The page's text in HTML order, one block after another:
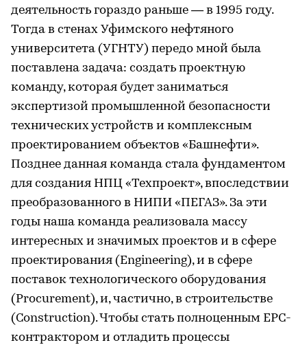
деятельность гораздо раньше — в 1995 году.
Тогда в стенах Уфимского нефтяного
университета (УГНТУ) передо мной была
поставлена задача: создать проектную
команду, которая будет заниматься
экспертизой промышленной безопасности
технических устройств и комплексным
проектированием объектов «Башнефти».
Позднее данная команда стала фундаментом
для создания НПЦ «Техпроект», впоследствии
преобразованного в НИПИ «ПЕГАЗ». За эти
годы наша команда реализовала массу
интересных и значимых проектов и в сфере
проектирования (Engineering), и в сфере
поставок технологического оборудования
(Procurement), и, частично, в строительстве
(Construction). Чтобы стать полноценным EPC-
контрактором и отладить процессы